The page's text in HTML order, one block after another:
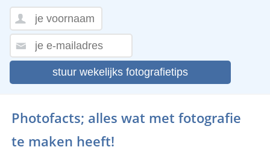
stuur wekelijks fotografietips
Photofacts; alles wat met fotografie
te maken heeft!